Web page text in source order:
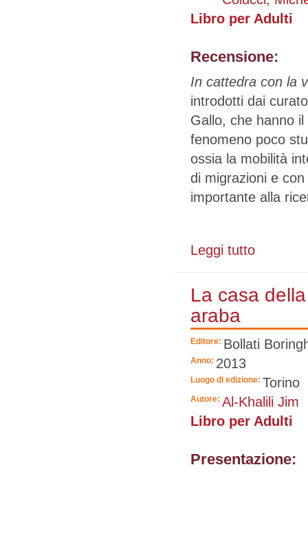
Libro per Adulti
Recensione:
In cattedra con la
introdotti dai
Gallo, che hanno
fenomeno poco
ossia la mobilità
di migrazioni e
importante alla
Leggi tutto
La casa
araba
Editore: Bollati
Anno: 2013
Luogo di edizione: Torino
Autore: Al-Khalili Jim
Libro per Adulti
Presentazione: